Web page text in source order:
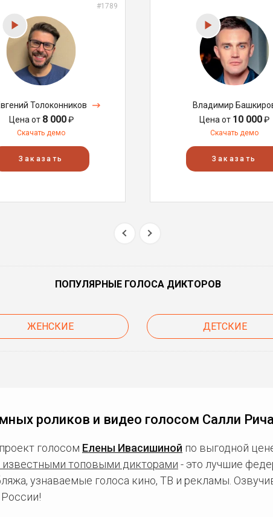
#1789
Толоконников
Цена от 8 000₽
Скачать демо
Заказать
Владимир
Цена от 10 000₽
Скачать демо
Заказать
ПОПУЛЯРНЫЕ ГОЛОСА ДИКТОРОВ
ЖЕНСКИЕ ДЕТСКИЕ
роликов и видео голосом Салли
голосом Елены Ивасишиной по выгодной
топовыми дикторами - это лучшие
узнаваемые голоса кино, ТВ и рекламы.